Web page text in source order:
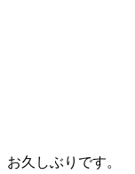
お久しぶりです。